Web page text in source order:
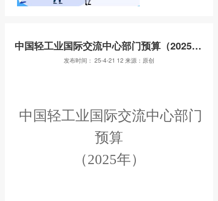
中国轻工业国际交流中心部门预算（2025年）
发布时间： 25-4-21 12 来源：原创
中国轻工业国际交流中心部门
预算
（2025年）